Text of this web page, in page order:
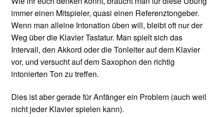
immer einen Mitspieler, quasi einen Referenztongeber.
Wenn man alleine Intonation üben will, bleibt oft nur der
Weg über die Klavier Tastatur. Man spielt sich das
Intervall, den Akkord oder die Tonleiter auf dem Klavier
vor, und versucht auf dem Saxophon den richtig
intonierten Ton zu treffen.
Dies ist aber gerade für Anfänger ein Problem (auch weil
nicht jeder Klavier spielen kann).